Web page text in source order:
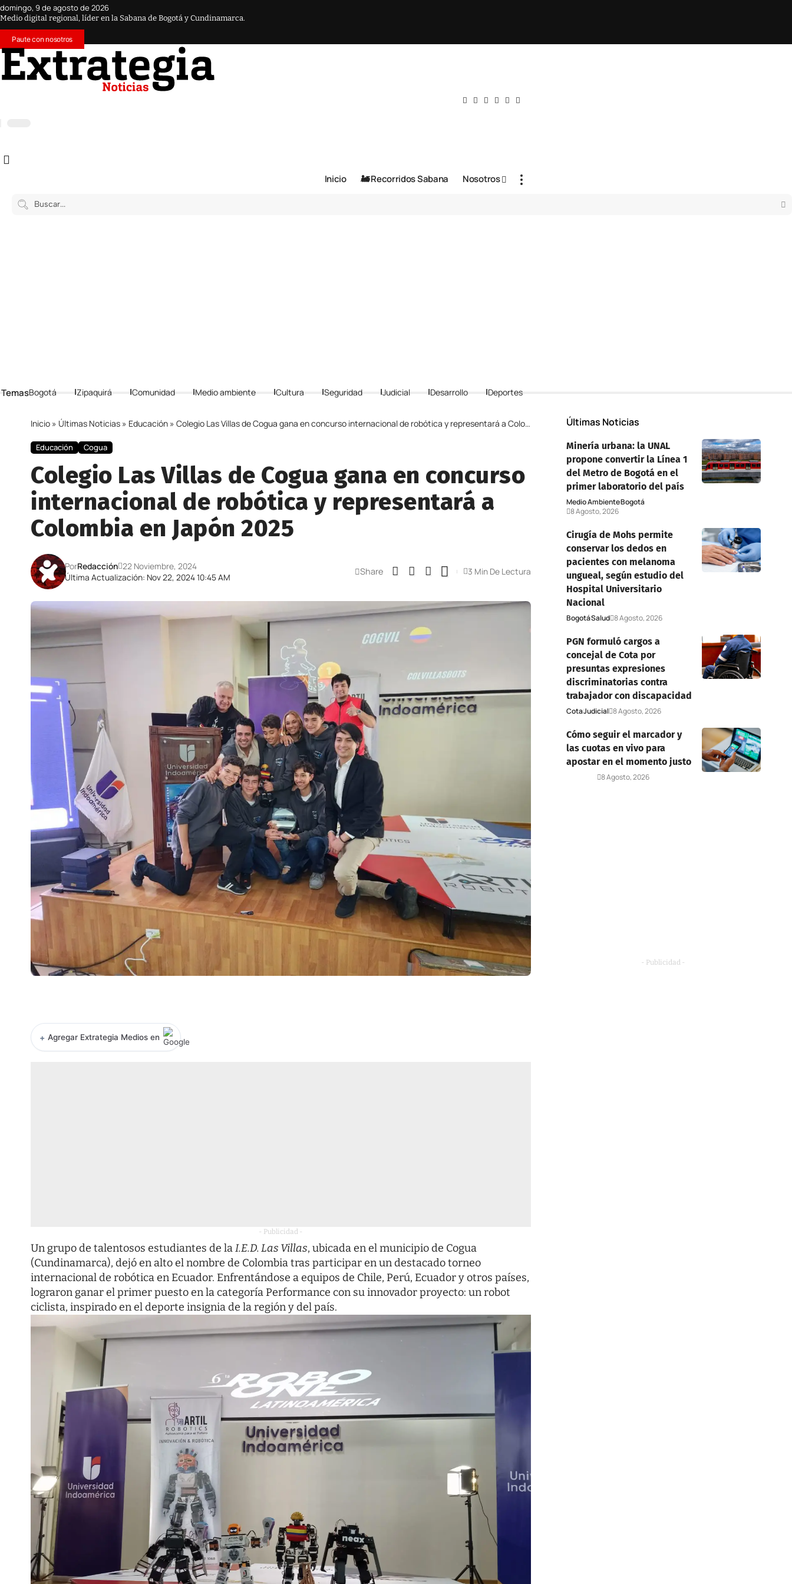
domingo, 9 de agosto de 2026
Medio digital regional, líder en la Sabana de Bogotá y Cundinamarca.
Paute con nosotros
Inicio 🚂 Recorridos Sabana Nosotros
Bogotá Zipaquirá Comunidad Medio ambiente Cultura Seguridad Judicial Desarrollo Deportes
Inicio » Últimas Noticias » Educación » Colegio Las Villas de Cogua gana en concurso internacional de robótica y representará a Colombia en Japón 2025
Educación Cogua
Colegio Las Villas de Cogua gana en concurso
internacional de robótica y representará a
Colombia en Japón 2025
Última Actualización: Nov 22, 2024 10:45 AM
PorRedacción 22 Noviembre, 2024 Share 3 Min De Lectura
+ Agregar Extrategia Medios en
- Publicidad -
Un grupo de talentosos estudiantes de laI.E.D. Las Villas, ubicada en el municipio de Cogua
(Cundinamarca), dejó en alto el nombre de Colombia tras participar en un destacado torneo
internacional de robótica en Ecuador. Enfrentándose a equipos de Chile, Perú, Ecuador y otros países,
lograron ganar el primer puesto en la categoría Performance con su innovador proyecto: un robot
ciclista, inspirado en el deporte insignia de la región y del país.
Últimas Noticias
Minería urbana: la UNAL
propone convertir la Línea 1
del Metro de Bogotá en el
primer laboratorio del país
Medio AmbienteBogotá
8 Agosto, 2026
Cirugía de Mohs permite
conservar los dedos en
pacientes con melanoma
ungueal, según estudio del
Hospital Universitario
Nacional
BogotáSalud 8 Agosto, 2026
PGN formuló cargos a
concejal de Cota por
presuntas expresiones
discriminatorias contra
trabajador con discapacidad
CotaJudicial 8 Agosto, 2026
Cómo seguir el marcador y
las cuotas en vivo para
apostar en el momento justo
8 Agosto, 2026
- Publicidad -